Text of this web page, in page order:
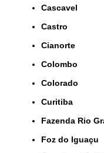
Cascavel
Castro
Cianorte
Colombo
Colorado
Curitiba
Fazenda Rio
Foz do Iguaçu